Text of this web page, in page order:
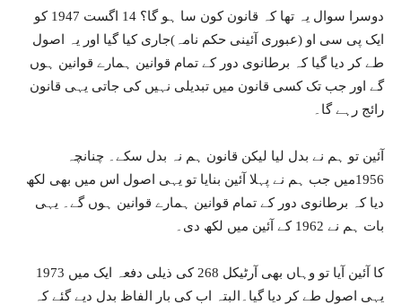
دوسرا سوال یہ تھا کہ قانون کون سا ہو گا؟ 14 اگست 1947 کو
ایک پی سی او (عبوری آئینی حکم نامہ)جاری کیا گیا اور یہ اصول
طے کر دیا گیا کہ برطانوی دور کے تمام قوانین ہمارے قوانین ہوں
گے اور جب تک کسی قانون میں تبدیلی نہیں کی جاتی یہی قانون
رائج رہے گا۔
آئین تو ہم نے بدل لیا لیکن قانون ہم نہ بدل سکے۔ چنانچہ
1956میں جب ہم نے پہلا آئین بنایا تو یہی اصول اس میں بھی لکھ
دیا کہ برطانوی دور کے تمام قوانین ہمارے قوانین ہوں گے۔ یہی
بات ہم نے 1962 کے آئین میں لکھ دی۔
1973 کا آئین آیا تو وہاں بھی آرٹیکل 268 کی ذیلی دفعہ ایک میں
یہی اصول طے کر دیا گیا۔البتہ اب کی بار الفاظ بدل دیے گئے کہ